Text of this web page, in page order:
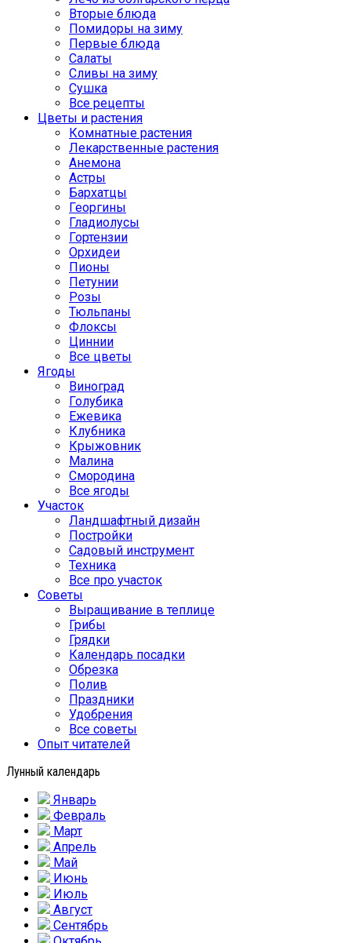
Вторые блюда
Помидоры на зиму
Первые блюда
Салаты
Сливы на зиму
Сушка
Все рецепты
Цветы и растения
Комнатные растения
Лекарственные растения
Анемона
Астры
Бархатцы
Георгины
Гладиолусы
Гортензии
Орхидеи
Пионы
Петунии
Розы
Тюльпаны
Флоксы
Циннии
Все цветы
Ягоды
Виноград
Голубика
Ежевика
Клубника
Крыжовник
Малина
Смородина
Все ягоды
Участок
Ландшафтный дизайн
Постройки
Садовый инструмент
Техника
Все про участок
Советы
Выращивание в теплице
Грибы
Грядки
Календарь посадки
Обрезка
Полив
Праздники
Удобрения
Все советы
Опыт читателей
Лунный календарь
Январь
Февраль
Март
Апрель
Май
Июнь
Июль
Август
Сентябрь